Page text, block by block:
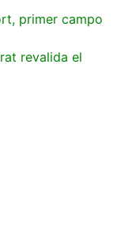
primer campo
revalida el